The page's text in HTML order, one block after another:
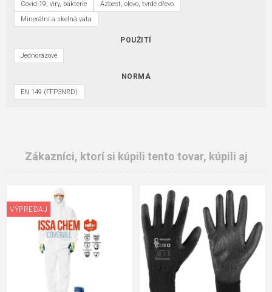
Covid-19, viry, bakterie
Azbest, olovo, tvrdé dřevo
Minerální a skelná vata
POUŽITÍ
Jednorázové
NORMA
EN 149 (FFP3NRD)
Zákazníci, ktorí si kúpili tento tovar, kúpili aj
VÝPREDAJ